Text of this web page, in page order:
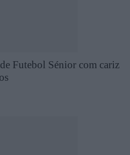
Futebol Sénior com cariz